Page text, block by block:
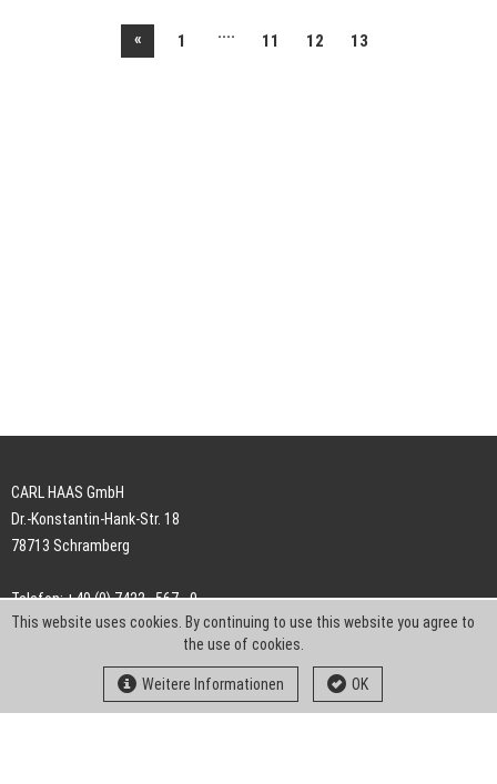
« 1 .... 11 12 13
CARL HAAS GmbH
Dr.-Konstantin-Hank-Str. 18
78713 Schramberg
Telefon: +49 (0) 7422 . 567 - 0
Telefax: +49 (0) 7422 . 567 - 239
info-ch@kern-liebers.com
This website uses cookies. By continuing to use this website you agree to
the use of cookies.
Weitere Informationen OK